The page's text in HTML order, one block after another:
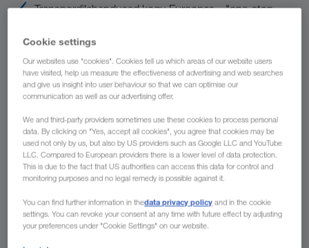
Transpordilahendused kogu Euroopas – "one-stop-
Riigisisene ja rahvusvaheline transport ühelt partnerilt
Suhtlemine kõigis Lääne- ja Ida-Euroopa, samuti Lähis-
Ida keeltes
Moodsad ja keskkonnasõbralikud sõidukid
Kombineeritud transport kogu Euroopas
Cookie settings
Our websites use "cookies". Cookies tell us which areas of our website users
have visited, help us measure the effectiveness of advertising and web searches
and give us insight into user behaviour so that we can optimise our
communication as well as our advertising offer.
We and third-party providers sometimes use these cookies to process personal
data. By clicking on "Yes, accept all cookies", you agree that cookies may be
used not only by us, but also by US providers such as Google LLC and YouTube
LLC. Compared to European providers there is a lower level of data protection.
This is due to the fact that US authorities can access this data for control and
monitoring purposes and no legal remedy is possible against it.
You can find further information in thedata privacy policy and in the cookie
settings. You can revoke your consent at any time with future effect by adjusting
your preferences under "Cookie Settings" on our website.